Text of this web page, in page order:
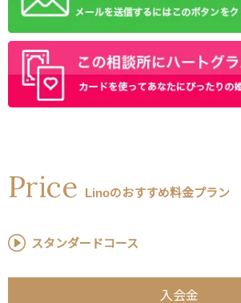
Price Linoのおすすめ料金プラン
スタンダードコース
入会金